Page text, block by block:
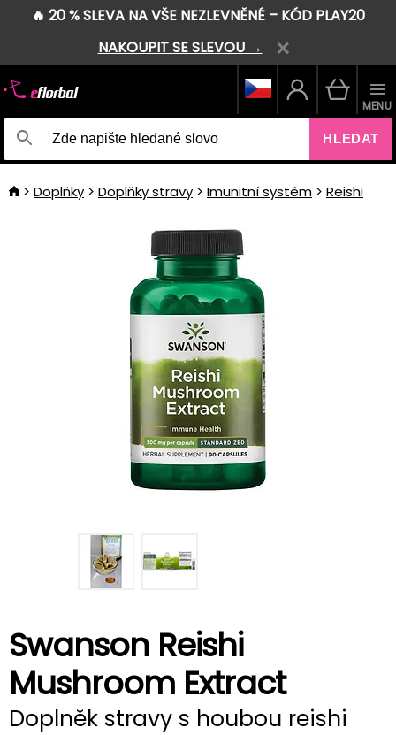
🔥 20 % SLEVA NA VŠE NEZLEVNĚNÉ – KÓD PLAY20
NAKOUPIT SE SLEVOU →
HLEDAT
MENU
Doplňky Doplňky stravy Imunitní systém Reishi
Swanson Reishi
Mushroom Extract
Doplněk stravy s houbou reishi